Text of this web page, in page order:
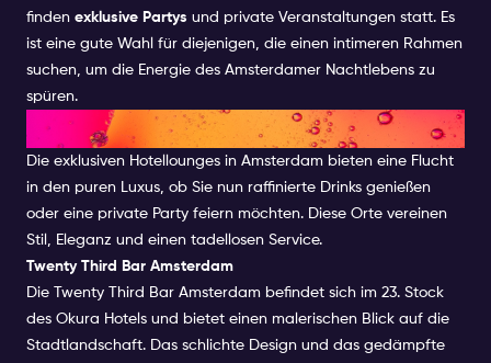
finden exklusive Partys und private Veranstaltungen statt. Es
ist eine gute Wahl für diejenigen, die einen intimeren Rahmen
suchen, um die Energie des Amsterdamer Nachtlebens zu
spüren.
Exklusive Hotel-Lounges
Die exklusiven Hotellounges in Amsterdam bieten eine Flucht
in den puren Luxus, ob Sie nun raffinierte Drinks genießen
oder eine private Party feiern möchten. Diese Orte vereinen
Stil, Eleganz und einen tadellosen Service.
Twenty Third Bar Amsterdam
Die Twenty Third Bar Amsterdam befindet sich im 23. Stock
des Okura Hotels und bietet einen malerischen Blick auf die
Stadtlandschaft. Das schlichte Design und das gedämpfte